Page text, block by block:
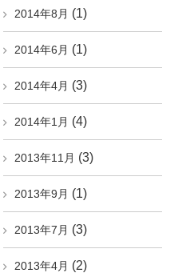
2014年8月 (1)
2014年6月 (1)
2014年4月 (3)
2014年1月 (4)
2013年11月 (3)
2013年9月 (1)
2013年7月 (3)
2013年4月 (2)